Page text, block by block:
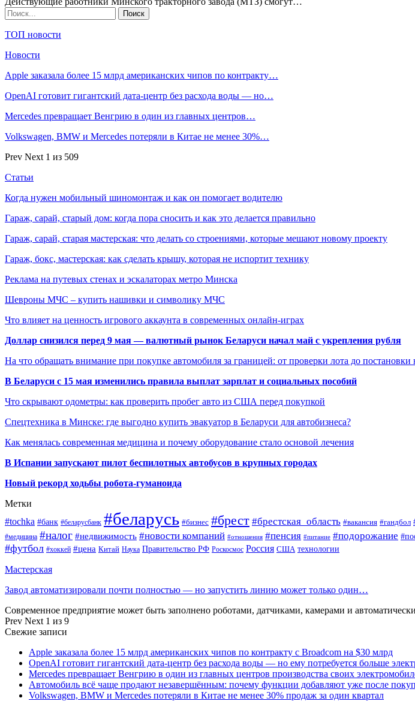
ТОП новости
Новости
Apple заказала более 15 млрд американских чипов по контракту…
OpenAI готовит гигантский дата-центр без расхода воды — но…
Mercedes превращает Венгрию в один из главных центров…
Volkswagen, BMW и Mercedes потеряли в Китае не менее 30%…
Prev Next 1 из 509
Статьи
Когда нужен мобильный шиномонтаж и как он помогает водителю
Гараж, сарай, старый дом: когда пора сносить и как это делается правильно
Гараж, сарай, старая мастерская: что делать со строениями, которые мешают новому проекту
Гараж, бокс, мастерская: как сделать крышу, которая не испортит технику
Реклама на путевых стенах и эскалаторах метро Минска
Шевроны МЧС – купить нашивки и символику МЧС
Что влияет на ценность игрового аккаунта в современных онлайн-играх
Доллар снизился перед 9 мая — валютный рынок Беларуси начал май с укрепления рубля
На что обращать внимание при покупке автомобиля за границей: от проверки лота до постановки
В Беларуси с 15 мая изменились правила выплат зарплат и социальных пособий
Что скрывают одометры: как проверить пробег авто из США перед покупкой
Спецтехника в Минске: где выгодно купить эвакуатор в Беларуси для автобизнеса?
Как менялась современная медицина и почему оборудование стало основой лечения
В Испании запускают пилот беспилотных автобусов в крупных городах
Новый рекорд ходьбы робота-гуманоида
Метки
#tochka #банк #беларусбанк #беларусь #бизнес #брест #брестская_область #вакансия #гандбол
#медицина #налог #недвижимость #новости компаний #отношения #пенсия #питание #подорожание
#футбол #хоккей #цена Китай Наука Правительство РФ Роскосмос Россия США технологии
Мастерская
Завод автоматизировали почти полностью — но запустить линию может только один…
Современное предприятие может быть заполнено роботами, датчиками, камерами и
Prev Next 1 из 9
Свежие записи
Apple заказала более 15 млрд американских чипов по контракту с Broadcom на $30 млрд
OpenAI готовит гигантский дата-центр без расхода воды — но ему потребуется больше
Mercedes превращает Венгрию в один из главных центров производства своих
Автомобиль всё чаще продают незавершённым: почему функции добавляют уже после
Volkswagen, BMW и Mercedes потеряли в Китае не менее 30% продаж за один квартал